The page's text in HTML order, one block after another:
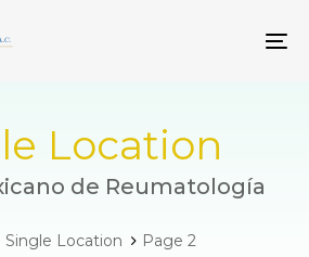
Location
de Reumatología
Single Location Page 2